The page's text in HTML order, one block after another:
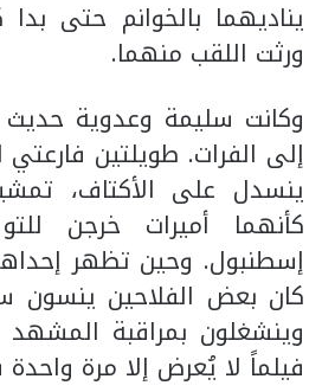
يناديهما بالخوانم حتى
ورثت اللقب منهما.
وكانت سليمة وعدوية حديث
إلى الفرات. طويلتين
ينسدل على الأكتاف،
كأنهما أميرات خرجن
إسطنبول. وحين تظهر
كان بعض الفلاحين ينسون
وينشغلون بمراقبة
فيلماً لا يُعرض إلا مرة